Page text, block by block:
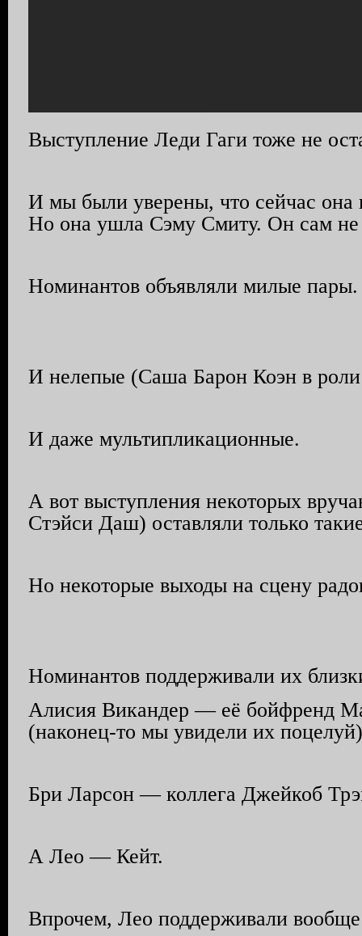
Выступление Леди Гаги тоже не
И мы были уверены, что сейчас она
Но она ушла Сэму Смиту. Он сам
Номинантов объявляли милые пары.
И нелепые (Саша Барон Коэн в
И даже мультипликационные.
А вот выступления некоторых
Стэйси Даш) оставляли только
Но некоторые выходы на сцену
Номинантов поддерживали их
Алисия Викандер — её бойфренд
(наконец-то мы увидели их
Бри Ларсон — коллега Джейкоб
А Лео — Кейт.
Впрочем, Лео поддерживали вообще